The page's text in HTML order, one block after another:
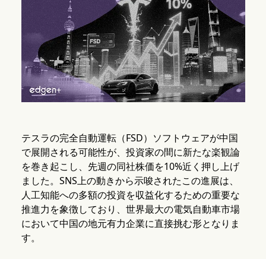
テスラの完全自動運転（FSD）ソフトウェアが中国
で展開される可能性が、投資家の間に新たな楽観論
を巻き起こし、先週の同社株価を10%近く押し上げ
ました。SNS上の動きから示唆されたこの進展は、
人工知能への多額の投資を収益化するための重要な
推進力を象徴しており、世界最大の電気自動車市場
において中国の地元有力企業に直接挑む形となりま
す。